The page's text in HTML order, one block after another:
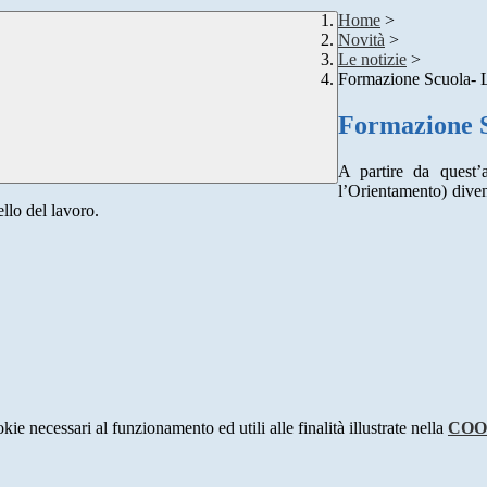
Home >
Novità >
Le notizie >
Formazione Scuola-
Formazione
A partire da
l’Orientamento)
del lavoro.
necessari al funzionamento ed utili alle finalità illustrate nella